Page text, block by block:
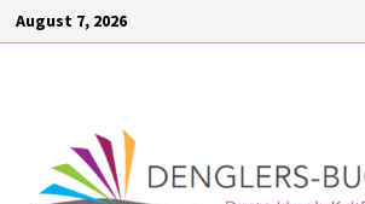
springen
Zum
Inhalt
August 7, 2026